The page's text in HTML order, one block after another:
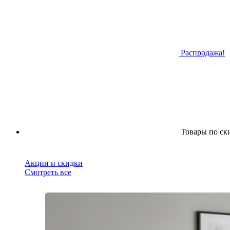
Распродажа!
Товары по
Акции и скидки
Смотреть все